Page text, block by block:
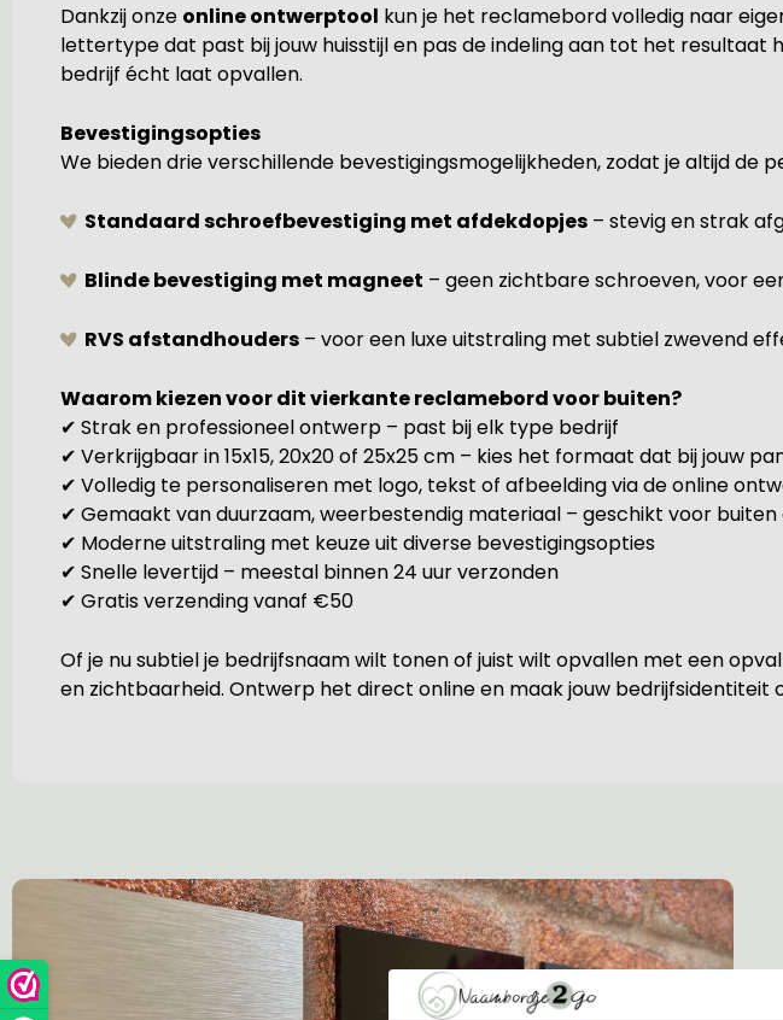
Dankzij onze online ontwerptool kun je het reclamebord volledig naar
lettertype dat past bij jouw huisstijl en pas de indeling aan tot het resultaat
bedrijf écht laat opvallen.
Bevestigingsopties
We bieden drie verschillende bevestigingsmogelijkheden, zodat je altijd de
Standaard schroefbevestiging met afdekdopjes – stevig en strak
Blinde bevestiging met magneet – geen zichtbare schroeven, voor
RVS afstandhouders – voor een luxe uitstraling met subtiel zwevend
Waarom kiezen voor dit vierkante reclamebord voor buiten?
✔ Strak en professioneel ontwerp – past bij elk type bedrijf
✔ Verkrijgbaar in 15x15, 20x20 of 25x25 cm – kies het formaat dat bij jouw
✔ Volledig te personaliseren met logo, tekst of afbeelding via de online
✔ Gemaakt van duurzaam, weerbestendig materiaal – geschikt voor buiten
✔ Moderne uitstraling met keuze uit diverse bevestigingsopties
✔ Snelle levertijd – meestal binnen 24 uur verzonden
✔ Gratis verzending vanaf €50
Of je nu subtiel je bedrijfsnaam wilt tonen of juist wilt opvallen met een
en zichtbaarheid. Ontwerp het direct online en maak jouw bedrijfsidentiteit